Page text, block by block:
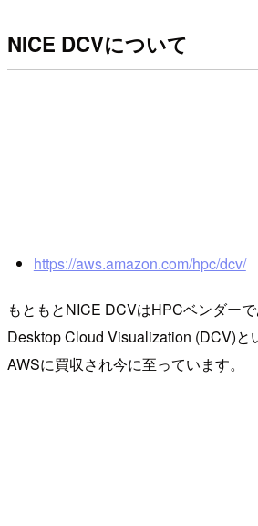
NICE DCVについて
https://aws.amazon.com/hpc/dcv/
もともとNICE DCVはHPCベンダー
Desktop Cloud Visualization (DCV)と
AWSに買収され今に至っています。